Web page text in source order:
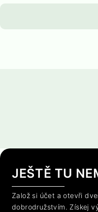
JEŠTĚ TU
Založ si účet a otevři
dobrodružstvím. Získej